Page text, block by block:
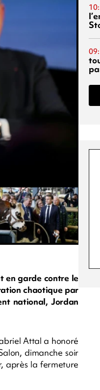
en garde contre le
chaotique par
national, Jordan
Attal a honoré
dimanche soir
après la fermeture